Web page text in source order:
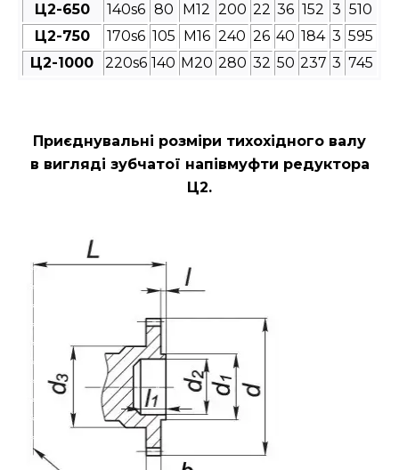
Ц2-650
140s6 80 М12 200 22 36 152 3 510
Ц2-750
170s6 105 М16 240 26 40 184 3 595
Ц2-1000
220s6 140 М20 280 32 50 237 3 745
Приєднувальні розміри тихохідного валу
в вигляді зубчатої напівмуфти редуктора
Ц2.